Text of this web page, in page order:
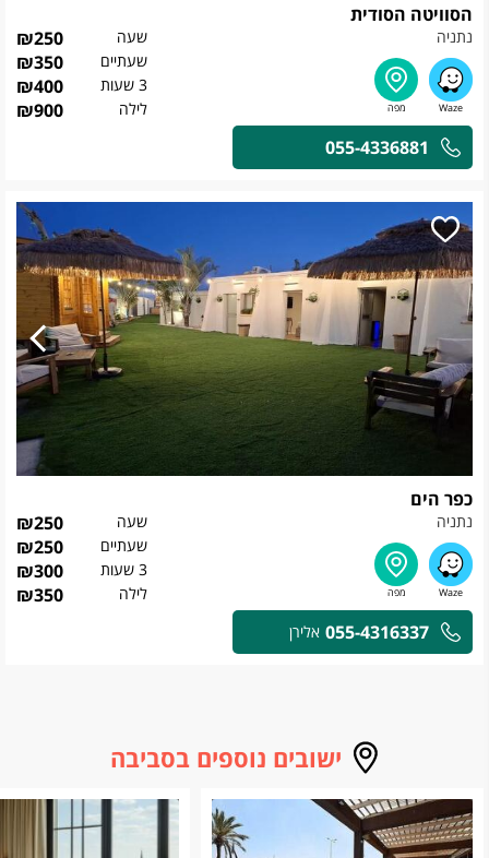
הסוויטה הסודית
נתניה שעה ₪250
שעתיים ₪350
3 שעות ₪400
לילה ₪900
055-4336881
כפר הים
נתניה שעה ₪250
שעתיים ₪250
3 שעות ₪300
לילה ₪350
055-4316337 אלירן
ישובים נוספים בסביבה